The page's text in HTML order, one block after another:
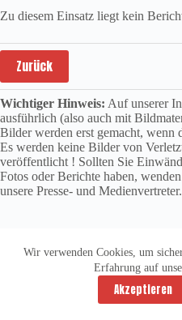
Wir verwenden Cookies, um
Erfahrung auf
Akzeptieren
Zu diesem Einsatz liegt kein
Zurück
Wichtiger Hinweis: Auf unserer
ausführlich (also auch mit
Bilder werden erst gemacht, wenn
Es werden keine Bilder von
veröffentlicht ! Sollten Sie
Fotos oder Berichte haben,
unsere Presse- und
Copyright © 2026 -